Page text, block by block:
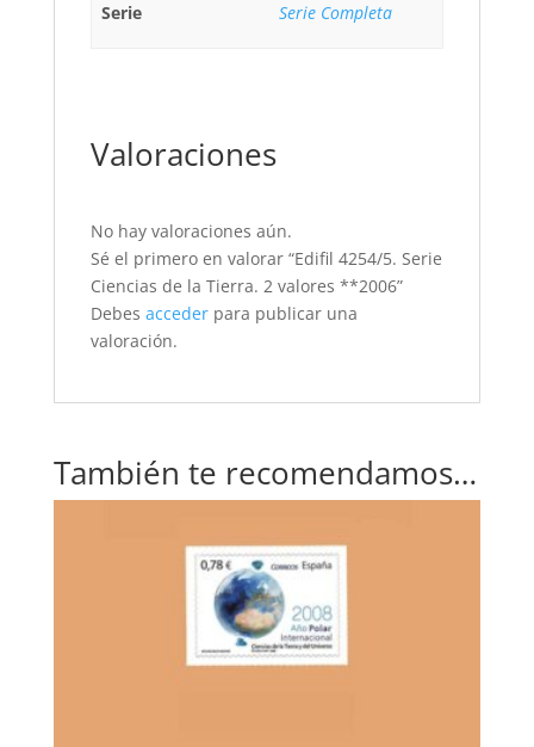
Serie Serie Completa
Valoraciones
No hay valoraciones aún.
Sé el primero en valorar “Edifil 4254/5. Serie
Ciencias de la Tierra. 2 valores **2006”
Debes accederpara publicar una
valoración.
También te recomendamos…